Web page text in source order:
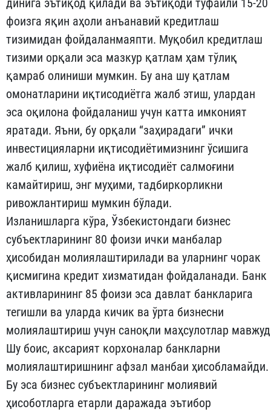
динига эътиқод қилади ва эътиқоди туфайли 15-20
фоизга яқин аҳоли анъанавий кредитлаш
тизимидан фойдаланмаяпти. Муқобил кредитлаш
тизими орқали эса мазкур қатлам ҳам тўлиқ
қамраб олиниши мумкин. Бу ана шу қатлам
омонатларини иқтисодиётга жалб этиш, улардан
эса оқилона фойдаланиш учун катта имконият
яратади. Яъни, бу орқали “заҳирадаги” ички
инвестицияларни иқтисодиётимизнинг ўсишига
жалб қилиш, хуфиёна иқтисодиёт салмоғини
камайтириш, энг муҳими, тадбиркорликни
ривожлантириш мумкин бўлади.
Изланишларга кўра, Ўзбекистондаги бизнес
субъектларининг 80 фоизи ички манбалар
ҳисобидан молиялаштирилади ва уларнинг чорак
қисмигина кредит хизматидан фойдаланади. Банк
активларининг 85 фоизи эса давлат банкларига
тегишли ва уларда кичик ва ўрта бизнесни
молиялаштириш учун саноқли маҳсулотлар
Шу боис, аксарият корхоналар банкларни
молиялаштиришнинг афзал манбаи ҳисобламайди.
Бу эса бизнес субъектларининг молиявий
ҳисоботларга етарли даражада эътибор